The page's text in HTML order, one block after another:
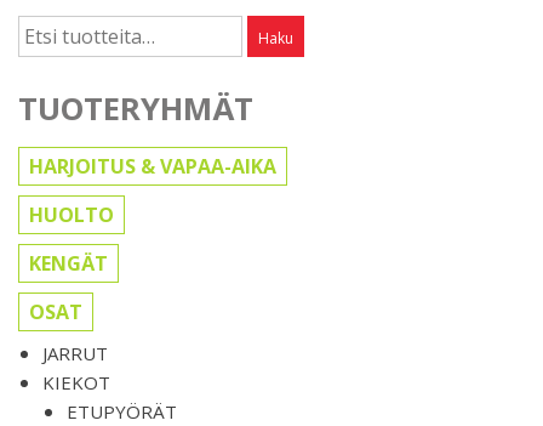
Etsi: Haku
TUOTERYHMÄT
HARJOITUS & VAPAA-AIKA
HUOLTO
KENGÄT
OSAT
JARRUT
KIEKOT
ETUPYÖRÄT